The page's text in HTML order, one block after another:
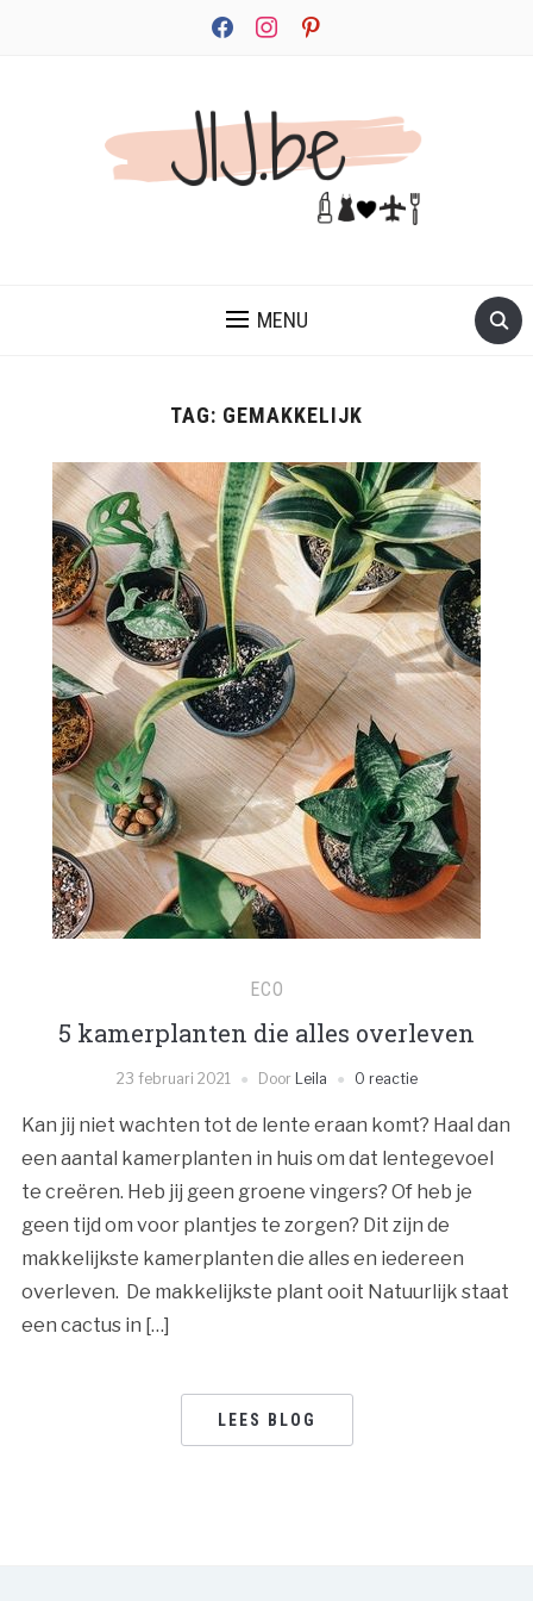
facebookinstagrampinterest
MENU
TAG: GEMAKKELIJK
ECO
5 kamerplanten die alles overleven
23 februari 2021 Door Leila 0 reactie
Kan jij niet wachten tot de lente eraan komt? Haal dan
een aantal kamerplanten in huis om dat lentegevoel
te creëren. Heb jij geen groene vingers? Of heb je
geen tijd om voor plantjes te zorgen? Dit zijn de
makkelijkste kamerplanten die alles en iedereen
overleven. De makkelijkste plant ooit Natuurlijk staat
een cactus in […]
LEES BLOG